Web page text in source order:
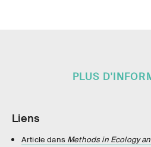
PLUS
Liens
Article dans Methods in Ecology